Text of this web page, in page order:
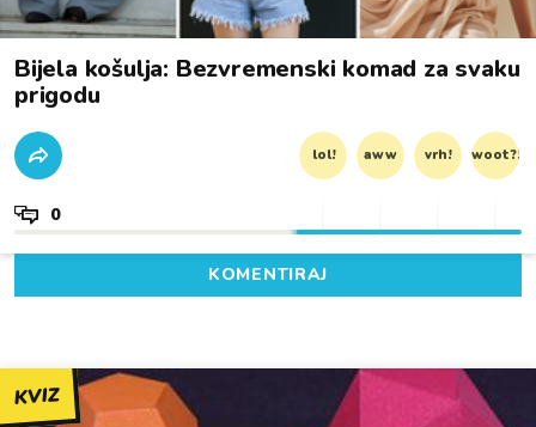
Bijela košulja: Bezvremenski komad za svaku
prigodu
lol! aww vrh! woot?!
0
KOMENTIRAJ
KVIZ